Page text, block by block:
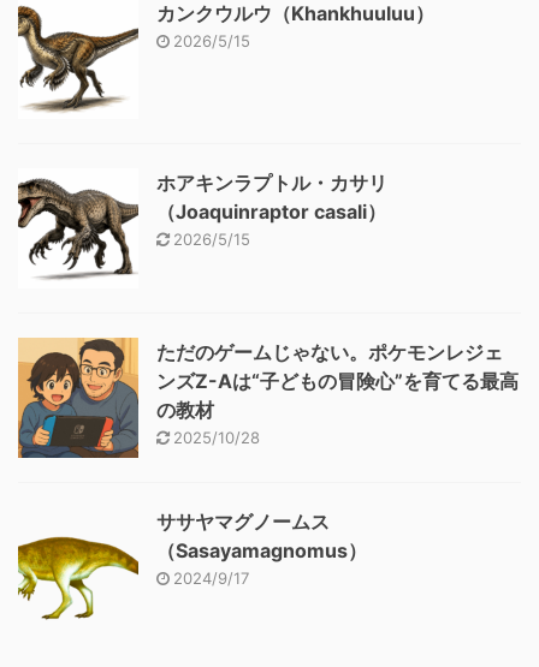
カンクウルウ（Khankhuuluu）
2026/5/15
ホアキンラプトル・カサリ
（Joaquinraptor casali）
2026/5/15
ただのゲームじゃない。ポケモンレジェ
ンズZ-Aは“子どもの冒険心”を育てる最高
の教材
2025/10/28
ササヤマグノームス
（Sasayamagnomus）
2024/9/17